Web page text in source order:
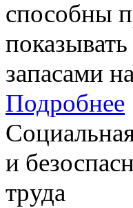
способны
запасами
Подробнее
и
труда